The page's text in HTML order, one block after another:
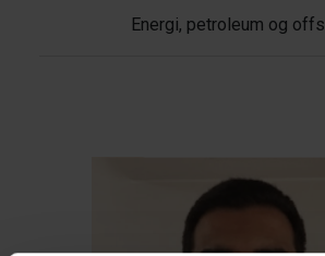
Energi, petroleum og